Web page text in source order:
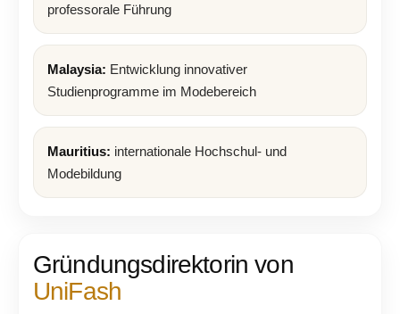
professorale Führung
Malaysia: Entwicklung innovativer
Studienprogramme im Modebereich
Mauritius: internationale Hochschul- und
Modebildung
Gründungsdirektorin von
UniFash